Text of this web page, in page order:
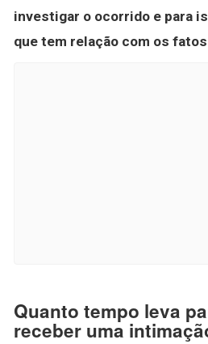
investigar o ocorrido e para
que tem relação com os
Quanto tempo leva
receber uma